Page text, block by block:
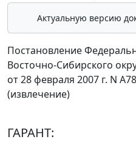
Актуальную версию
Постановление
Восточно-Сибирского
от 28 февраля 2007 г. N
(извлечение)
ГАРАНТ: